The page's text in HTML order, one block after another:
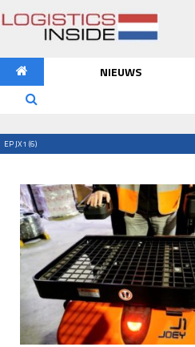
NIEUWS
EP JX1 (6)